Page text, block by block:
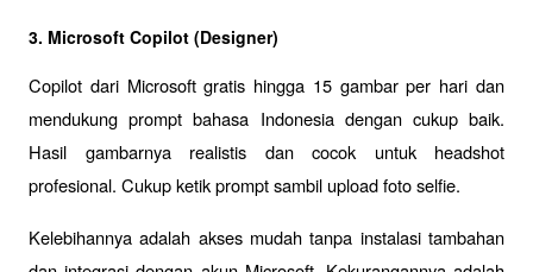
3. Microsoft Copilot (Designer)
Copilot dari Microsoft gratis hingga 15 gambar per hari dan
mendukung prompt bahasa Indonesia dengan cukup baik.
Hasil gambarnya realistis dan cocok untuk headshot
profesional. Cukup ketik prompt sambil upload foto selfie.
Kelebihannya adalah akses mudah tanpa instalasi tambahan